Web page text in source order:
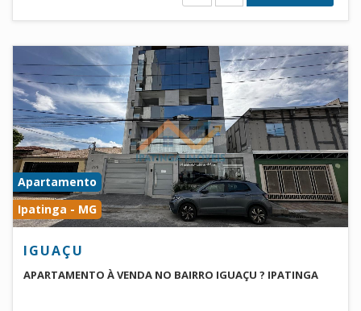
Apartamento
Ipatinga - MG
IGUAÇU
APARTAMENTO À VENDA NO BAIRRO IGUAÇU ? IPATINGA